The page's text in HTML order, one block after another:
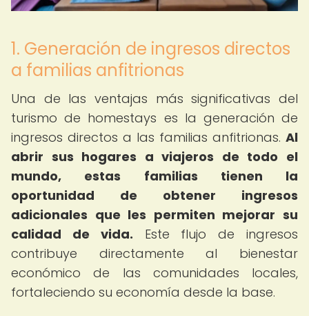
1. Generación de ingresos directos
a familias anfitrionas
Una de las ventajas más significativas del
turismo de homestays es la generación de
ingresos directos a las familias anfitrionas. Al
abrir sus hogares a viajeros de todo el
mundo, estas familias tienen la
oportunidad de obtener ingresos
adicionales que les permiten mejorar su
calidad de vida. Este flujo de ingresos
contribuye directamente al bienestar
económico de las comunidades locales,
fortaleciendo su economía desde la base.